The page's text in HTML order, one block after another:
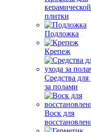
керамической
плитки
Подложка
Крепеж
Средства для
за полами
Воск для